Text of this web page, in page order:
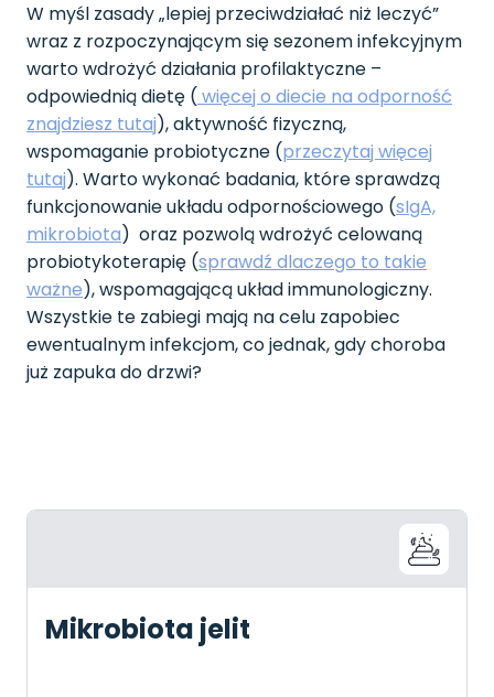
W myśl zasady „lepiej przeciwdziałać niż leczyć”
wraz z rozpoczynającym się sezonem infekcyjnym
warto wdrożyć działania profilaktyczne –
odpowiednią dietę ( więcej o diecie na odporność
znajdziesz tutaj), aktywność fizyczną,
wspomaganie probiotyczne (przeczytaj więcej
tutaj). Warto wykonać badania, które sprawdzą
funkcjonowanie układu odpornościowego (sIgA,
mikrobiota) oraz pozwolą wdrożyć celowaną
probiotykoterapię (sprawdź dlaczego to takie
ważne), wspomagającą układ immunologiczny.
Wszystkie te zabiegi mają na celu zapobiec
ewentualnym infekcjom, co jednak, gdy choroba
już zapuka do drzwi?
Mikrobiota jelit